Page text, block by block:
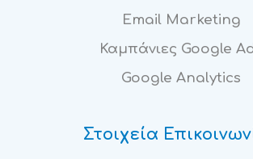
Email Marketing
Καμπάνιες Google
Google Analytics
Στοιχεία